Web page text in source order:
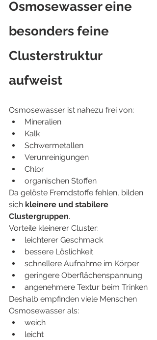
Osmosewasser eine
besonders feine
Clusterstruktur
aufweist
Osmosewasser ist nahezu frei von:
Mineralien
Kalk
Schwermetallen
Verunreinigungen
Chlor
organischen Stoffen
Da gelöste Fremdstoffe fehlen, bilden
sich kleinere und stabilere
Clustergruppen.
Vorteile kleinerer Cluster:
leichterer Geschmack
bessere Löslichkeit
schnellere Aufnahme im Körper
geringere Oberflächenspannung
angenehmere Textur beim Trinken
Deshalb empfinden viele Menschen
Osmosewasser als:
weich
leicht